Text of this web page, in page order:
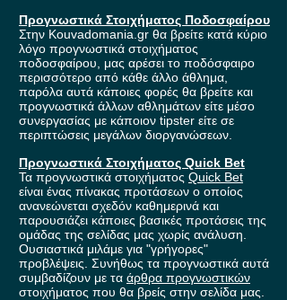
Προγνωστικά Στοιχήματος Ποδοσφαίρου
Στην Kouvadomania.gr θα βρείτε κατά κύριο
λόγο προγνωστικά στοιχήματος
ποδοσφαίρου, μας αρέσει το ποδόσφαιρο
περισσότερο από κάθε άλλο άθλημα,
παρόλα αυτά κάποιες φορές θα βρείτε και
προγνωστικά άλλων αθλημάτων είτε μέσο
συνεργασίας με κάποιον tipster είτε σε
περιπτώσεις μεγάλων διοργανώσεων.
Προγνωστικά Στοιχήματος Quick Bet
Τα προγνωστικά στοιχήματος Quick Bet
είναι ένας πίνακας προτάσεων ο οποίος
ανανεώνεται σχεδόν καθημερινά και
παρουσιάζει κάποιες βασικές προτάσεις της
ομάδας της σελίδας μας χωρίς ανάλυση.
Ουσιαστικά μιλάμε για "γρήγορες"
προβλέψεις. Συνήθως τα προγνωστικά αυτά
συμβαδίζουν με τα άρθρα προγνωστικών
στοιχήματος που θα βρείς στην σελίδα μας.